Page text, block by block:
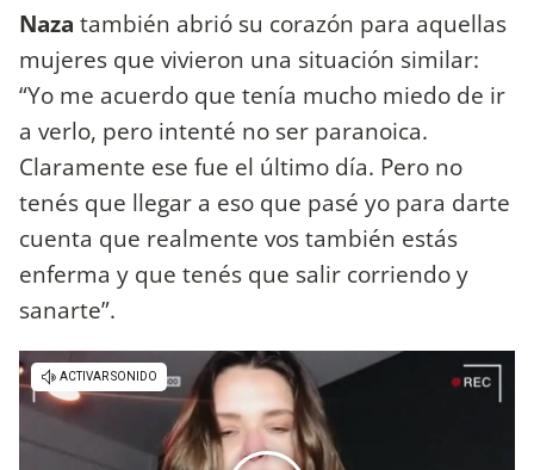
Naza también abrió su corazón para aquellas
mujeres que vivieron una situación similar:
“Yo me acuerdo que tenía mucho miedo de ir
a verlo, pero intenté no ser paranoica.
Claramente ese fue el último día. Pero no
tenés que llegar a eso que pasé yo para darte
cuenta que realmente vos también estás
enferma y que tenés que salir corriendo y
sanarte”.